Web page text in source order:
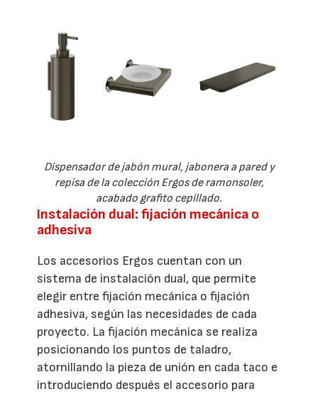
Dispensador de jabón mural, jabonera a pared y
repisa de la colección Ergos de ramonsoler,
acabado grafito cepillado.
Instalación dual: fijación mecánica o
adhesiva
Los accesorios Ergos cuentan con un
sistema de instalación dual, que permite
elegir entre fijación mecánica o fijación
adhesiva, según las necesidades de cada
proyecto. La fijación mecánica se realiza
posicionando los puntos de taladro,
atornillando la pieza de unión en cada taco e
introduciendo después el accesorio para